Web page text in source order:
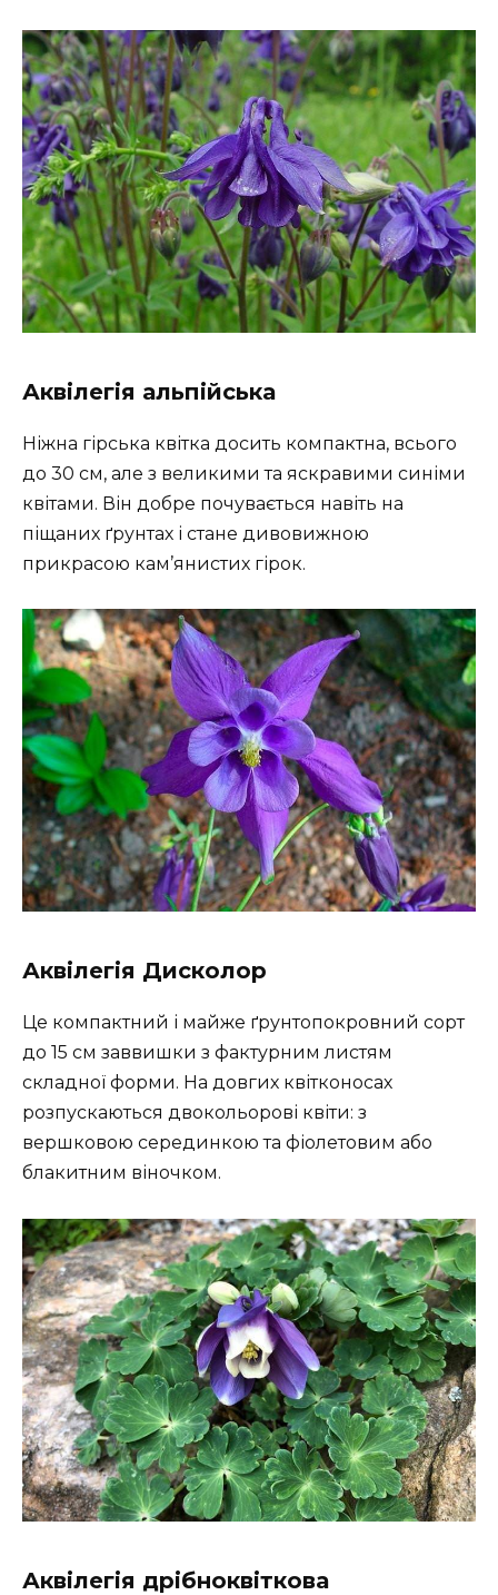
Аквілегія альпійська
Ніжна гірська квітка досить компактна, всього
до 30 см, але з великими та яскравими синіми
квітами. Він добре почувається навіть на
піщаних ґрунтах і стане дивовижною
прикрасою кам’янистих гірок.
Аквілегія Дисколор
Це компактний і майже ґрунтопокровний сорт
до 15 см заввишки з фактурним листям
складної форми. На довгих квітконосах
розпускаються двокольорові квіти: з
вершковою серединкою та фіолетовим або
блакитним віночком.
Аквілегія дрібноквіткова